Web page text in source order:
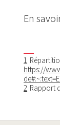
En
1
https://
2 Rapport